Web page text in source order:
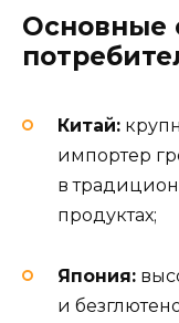
Основные
Китай:
импортер
в
продуктах;
Япония:
и